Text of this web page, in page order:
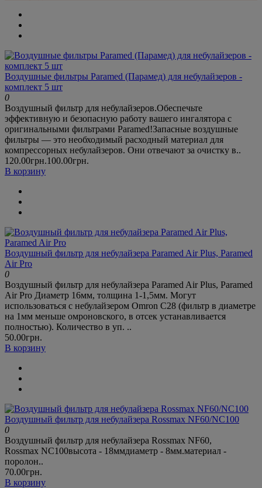
Воздушные фильтры Paramed (Парамед) для небулайзеров -
комплект 5 шт
0
Воздушный фильтр для небулайзеров.Обеспечьте
эффективную и безопасную работу вашего ингалятора с
оригинальными фильтрами Paramed!Запасные воздушные
фильтры — это необходимый расходный материал для
компрессорных небулайзеров. Они отвечают за очистку в..
120.00грн.100.00грн.
В корзину
Воздушный фильтр для небулайзера Paramed Air Plus, Paramed
Air Pro
0
Воздушный фильтр для небулайзера Paramed Air Plus, Paramed
Air Pro Диаметр 16мм, толщина 1-1,5мм. Могут
использоваться с небулайзером Omron C28 (фильтр в диаметре
на 1мм меньше омроновского, в отсек устанавливается
полностью). Количество в уп. ..
50.00грн.
В корзину
Воздушный фильтр для небулайзера Rossmax NF60/NC100
0
Воздушный фильтр для небулайзера Rossmax NF60,
Rossmax NC100высота - 18ммдиаметр - 8мм.материал -
поролон..
70.00грн.
В корзину